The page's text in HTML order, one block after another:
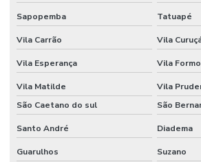
Pintura predial preço m2
Piso de concreto para galpão
Piso de concreto polido industrial
Piso industrial de concreto polido
Sapopemba Tatuapé
Vila Carrão Vila
Vila Esperança Vila
Vila Matilde
Vila
São Caetano do sul
São
Santo André Diadema
Guarulhos Suzano